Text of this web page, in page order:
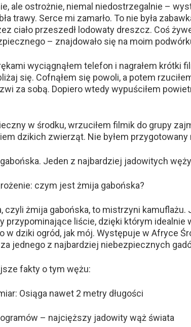
ale ostrożnie, niemal niedostrzegalnie –
trawy. Serce mi zamarło. To nie była
ciało przeszedł lodowaty dreszcz. Coś
– znajdowało się na moim
wyciągnąłem telefon i nagrałem krótki
się. Cofnąłem się powoli, a potem
za sobą. Dopiero wtedy wypuściłem
w środku, wrzuciłem filmik do grupy
dzikich zwierząt. Nie byłem przygotowany
gabońska. Jeden z najbardziej jadowitych
czym jest żmija gabońska?
czyli żmija gabońska, to mistrzyni kamuflażu.
przypominające liście, dzięki którym idealnie
w dziki ogród, jak mój. Występuje w Afryce
jednego z najbardziej niebezpiecznych
fakty o tym wężu:
Osiąga nawet 2 metry długości
– najcięższy jadowity wąż świata